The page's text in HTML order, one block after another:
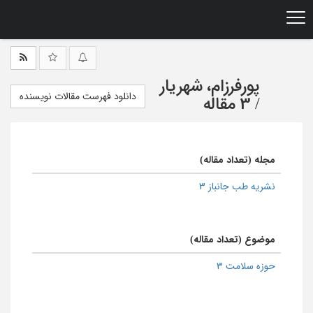
پورفرزام، شهریار
/ 3 مقاله دانلود فهرست مقالات نویسنده
مجله (تعداد مقاله)
نشریه طب جانباز 3
موضوع (تعداد مقاله)
حوزه سلامت 3